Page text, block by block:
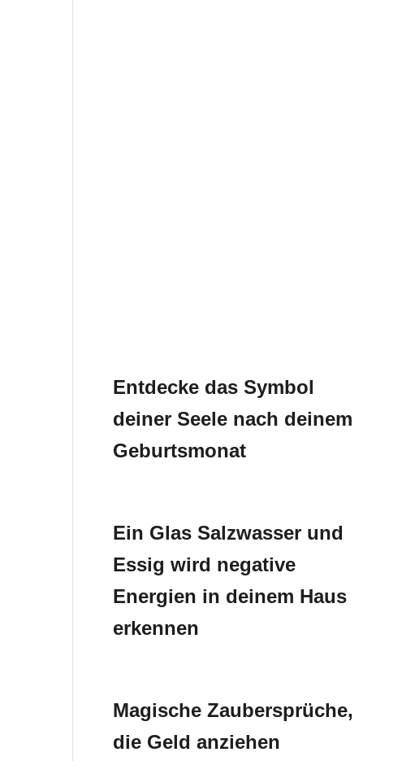
Entdecke das Symbol
deiner Seele nach deinem
Geburtsmonat
Ein Glas Salzwasser und
Essig wird negative
Energien in deinem Haus
erkennen
Magische Zaubersprüche,
die Geld anziehen